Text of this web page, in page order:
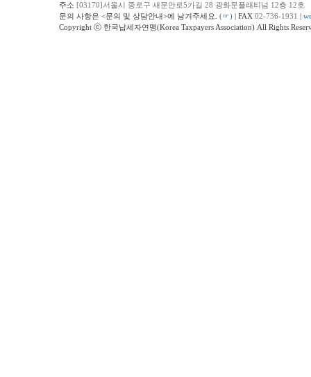
주소 [03170]서울시 종로구 새문안로5가길 28 광화문플래티넘 12층 12호
문의 사항은 <문의 및 상담안내>에 남겨주세요. (☞) | FAX 02-736-1931 |
Copyright ⓒ 한국납세자연맹(Korea Taxpayers Association) All Rights